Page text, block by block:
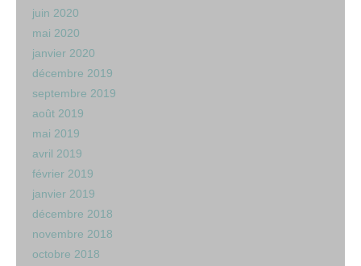
juin 2020
mai 2020
janvier 2020
décembre 2019
septembre 2019
août 2019
mai 2019
avril 2019
février 2019
janvier 2019
décembre 2018
novembre 2018
octobre 2018